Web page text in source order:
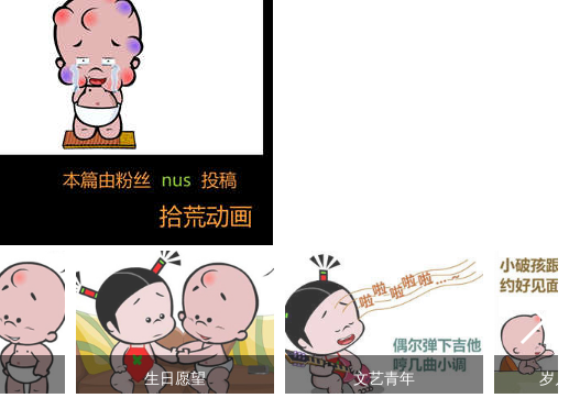
生日愿望 文艺青年 岁